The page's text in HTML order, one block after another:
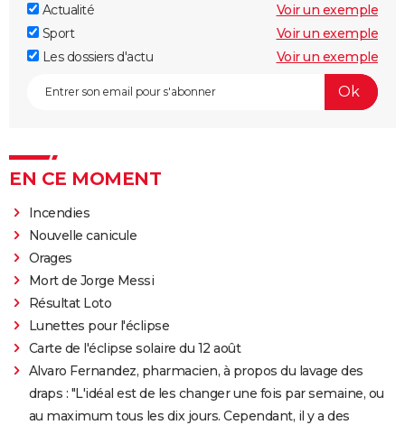
Actualité
Voir un exemple
Sport
Voir un exemple
Les dossiers d'actu
Voir un exemple
EN CE MOMENT
Incendies
Nouvelle canicule
Orages
Mort de Jorge Messi
Résultat Loto
Lunettes pour l'éclipse
Carte de l'éclipse solaire du 12 août
Alvaro Fernandez, pharmacien, à propos du lavage des
draps : "L'idéal est de les changer une fois par semaine, ou
au maximum tous les dix jours. Cependant, il y a des